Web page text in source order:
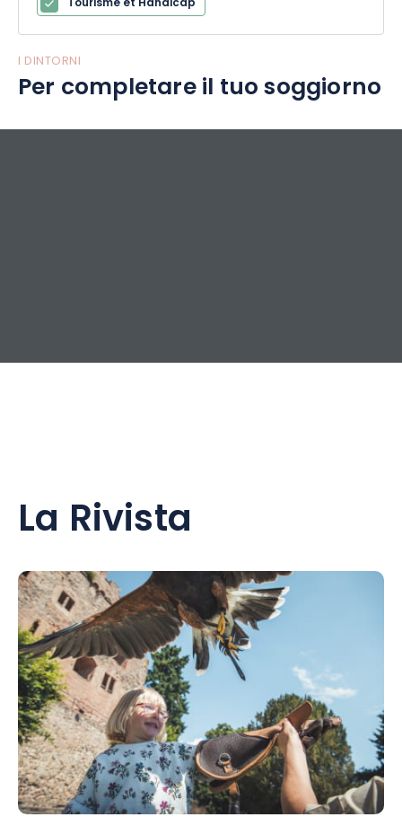
Tourisme et Handicap
I DINTORNI
Per completare il tuo soggiorno
La Rivista